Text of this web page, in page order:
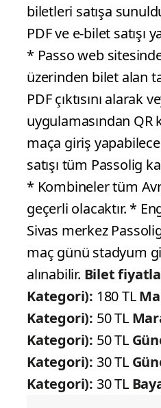
biletleri satışa
PDF ve e-bilet satışı
* Passo web
üzerinden bilet alan
PDF çıktısını alarak
uygulamasından
maça giriş
satışı tüm Passolig
* Kombineler tüm
geçerli olacaktır. *
Sivas merkez
maç günü stadyum
alınabilir. Bilet
Kategori): 180 TL
Kategori): 50 TL
Kategori): 50 TL
Kategori): 30 TL
Kategori): 30 TL